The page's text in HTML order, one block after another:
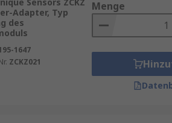
Punkte berücksichtigen:
Adapter, Typ
des
1647
ZCKZ021
Menge